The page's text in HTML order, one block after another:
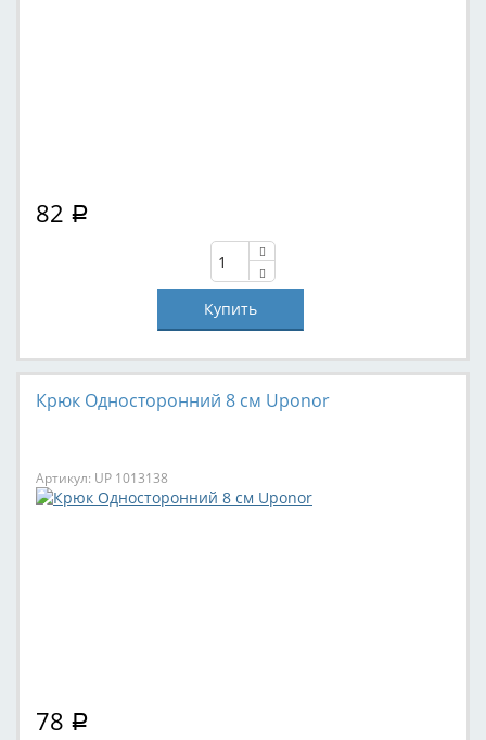
82 Р
Крюк Односторонний 8 см Uponor
Артикул: UP 1013138
78 Р